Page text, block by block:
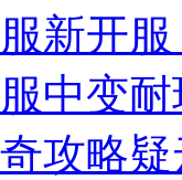
新开
中变
攻略